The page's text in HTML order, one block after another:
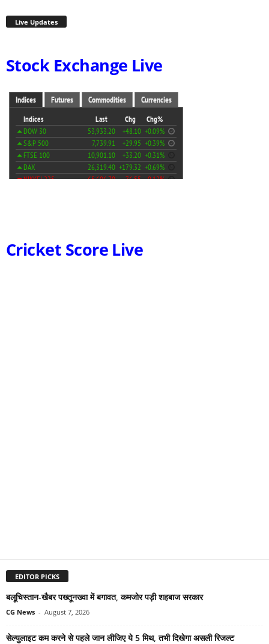
Live Updates
Stock Exchange Live
Cricket Score Live
EDITOR PICKS
बलूचिस्तान-खैबर पख्तूनख्वा में बगावत, कमजोर पड़ी शहबाज सरकार
CG News - August 7, 2026
सेल्युलाइट कम करने से पहले जान लीजिए ये 5 मिथ, तभी दिखेगा असली रिजल्ट